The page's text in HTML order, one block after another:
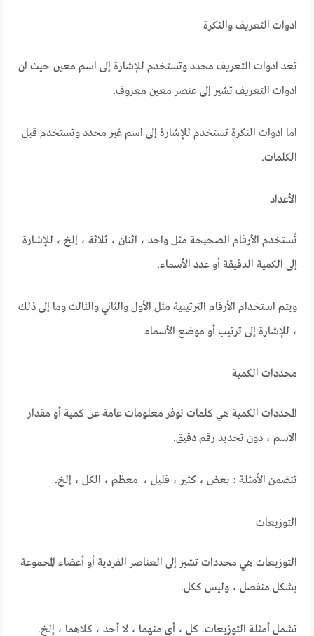
ادوات التعريف والنكرة
تعد ادوات التعريف محدد وتستخدم للإشارة إلى اسم معين حيث ان
ادوات التعريف تشير إلى عنصر معين معروف.
اما ادوات النكرة تستخدم للإشارة إلى اسم غير محدد وتستخدم قبل
الكلمات.
الأعداد
تُستخدم الأرقام الصحيحة مثل واحد ، اثنان ، ثلاثة ، إلخ ، للإشارة
إلى الكمية الدقيقة أو عدد الأسماء.
ويتم استخدام الأرقام الترتيبية مثل الأول والثاني والثالث وما إلى ذلك
، للإشارة إلى ترتيب أو موضع الأسماء
محددات الكمية
المحددات الكمية هي كلمات توفر معلومات عامة عن كمية أو مقدار
الاسم ، دون تحديد رقم دقيق.
تتضمن الأمثلة : بعض ، كثير ، قليل ، معظم ، الكل ، إلخ.
التوزيعات
التوزيعات هي محددات تشير إلى العناصر الفردية أو أعضاء المجموعة
بشكل منفصل ، وليس ككل.
تشمل أمثلة التوزيعات: كل ، أي منهما ، لا أحد ، كلاهما ، إلخ.